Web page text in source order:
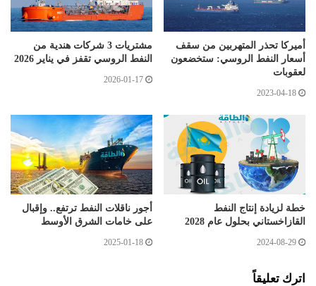
أميركا تحذر المتهربين من سقف
أسعار النفط الروسي: ستخضعون
لعقوبات
2023-04-18
مشتريات 3 شركات هندية من
النفط الروسي تقفز في يناير 2026
2026-01-17
خطة لزيادة إنتاج النفط
القازاخستاني بحلول عام 2028
2024-08-29
أجور ناقلات النفط ترتفع.. وإقبال
على خامات الشرق الأوسط
2025-01-18
اترك تعليقاً